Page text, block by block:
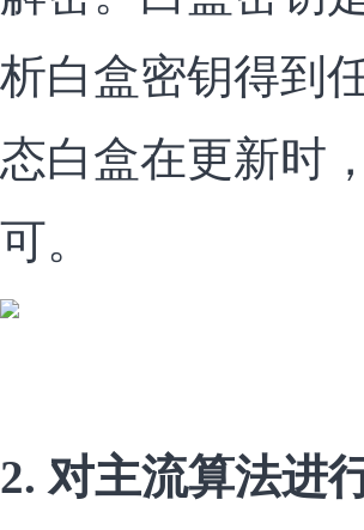
析白盒密钥得到
态白盒在更新时
可。
2. 对主流算法进